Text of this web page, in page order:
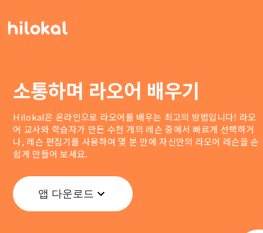
소통하며 라오어 배우기
Hilokal은 온라인으로 라오어를 배우는 최고의 방법입니다! 라오
어 교사와 학습자가 만든 수천 개의 레슨 중에서 빠르게 선택하거
나, 레슨 편집기를 사용하여 몇 분 만에 자신만의 라오어 레슨을 손
쉽게 만들어 보세요.
앱 다운로드